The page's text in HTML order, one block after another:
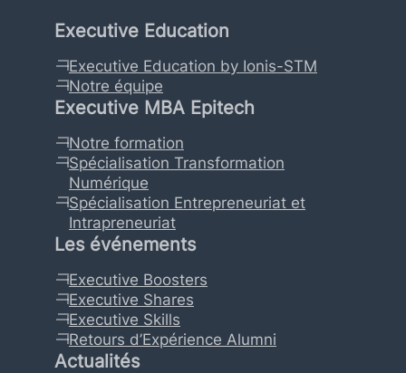
Executive Education
Executive Education by Ionis-STM
Notre équipe
Executive MBA Epitech
Notre formation
Spécialisation Transformation
Numérique
Spécialisation Entrepreneuriat et
Intrapreneuriat
Les événements
Executive Boosters
Executive Shares
Executive Skills
Retours d’Expérience Alumni
Actualités